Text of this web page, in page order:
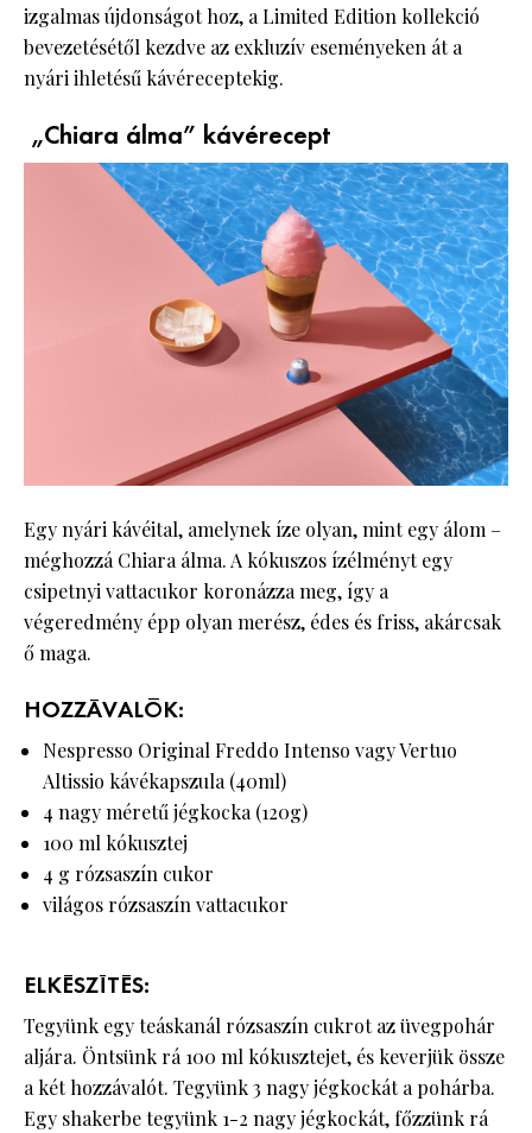
izgalmas újdonságot hoz, a Limited Edition kollekció
bevezetésétől kezdve az exkluzív eseményeken át a
nyári ihletésű kávéreceptekig.
„Chiara álma” kávérecept
Egy nyári kávéital, amelynek íze olyan, mint egy álom –
méghozzá Chiara álma. A kókuszos ízélményt egy
csipetnyi vattacukor koronázza meg, így a
végeredmény épp olyan merész, édes és friss, akárcsak
ő maga.
HOZZÁVALÓK:
Nespresso Original Freddo Intenso vagy Vertuo
Altissio kávékapszula (40ml)
4 nagy méretű jégkocka (120g)
100 ml kókusztej
4 g rózsaszín cukor
világos rózsaszín vattacukor
ELKÉSZÍTÉS:
Tegyünk egy teáskanál rózsaszín cukrot az üvegpohár
aljára. Öntsünk rá 100 ml kókusztejet, és keverjük össze
a két hozzávalót. Tegyünk 3 nagy jégkockát a pohárba.
Egy shakerbe tegyünk 1-2 nagy jégkockát, főzzünk rá